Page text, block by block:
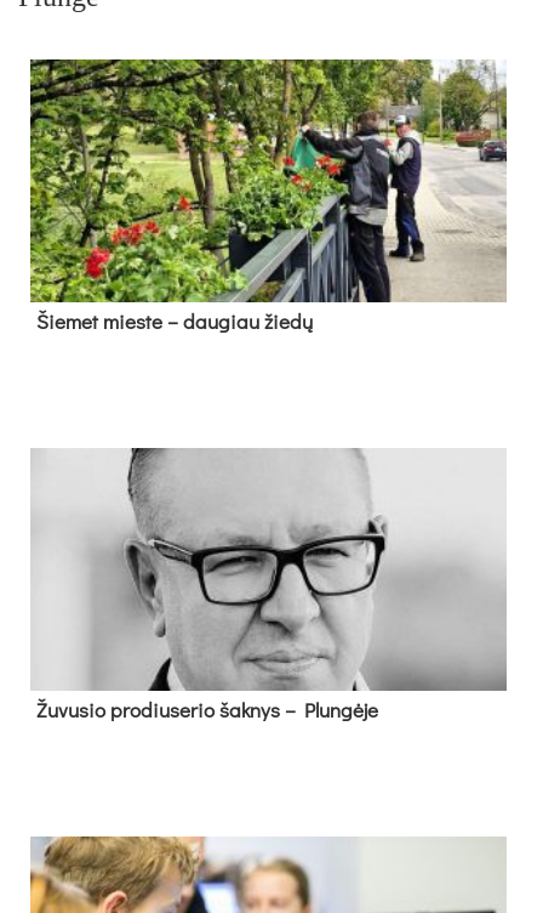
Šie­met mies­te – dau­giau žie­dų
Žu­vu­sio pro­diu­se­rio šak­nys – Plun­gė­je